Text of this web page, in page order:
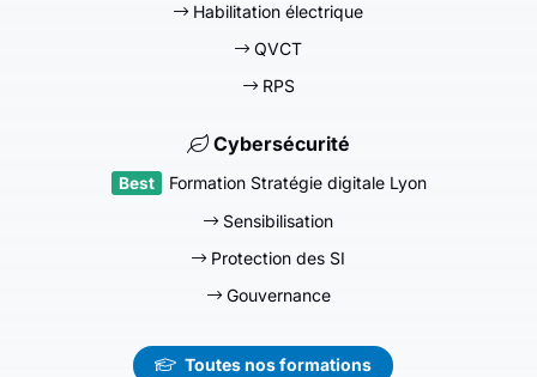
Habilitation électrique
QVCT
RPS
Cybersécurité
Formation Stratégie digitale Lyon
Sensibilisation
Protection des SI
Gouvernance
Toutes nos formations